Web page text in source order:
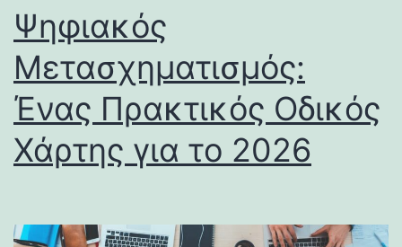
Ψηφιακός
Μετασχηματισμός:
Ένας Πρακτικός Οδικός
Χάρτης για το 2026